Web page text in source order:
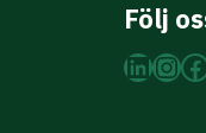
Följ